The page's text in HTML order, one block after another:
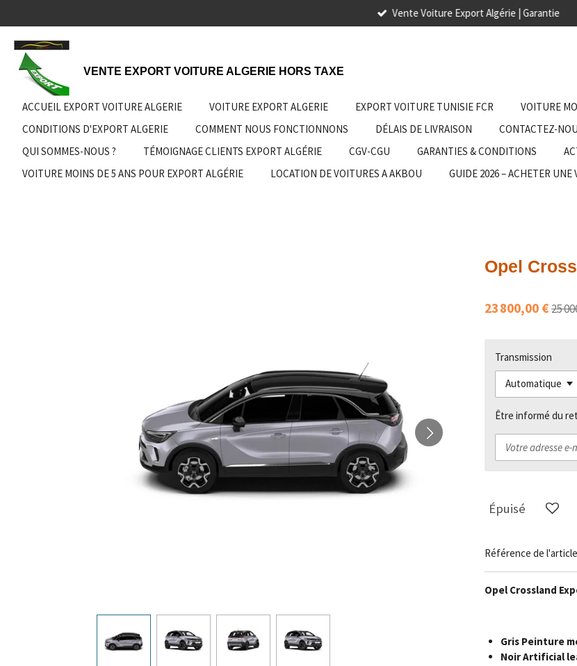
au
contenu
principal
Vente Voiture Export Algérie | Garantie
VENTE EXPORT VOITURE ALGERIE HORS TAXE
ACCUEIL EXPORT VOITURE ALGERIE VOITURE EXPORT ALGERIE EXPORT VOITURE TUNISIE FCR VOITURE
CONDITIONS D'EXPORT ALGERIE
COMMENT NOUS FONCTIONNONS DÉLAIS DE LIVRAISON CONTACTEZ-
QUI SOMMES-NOUS ?
TÉMOIGNAGE CLIENTS EXPORT ALGÉRIE CGV-CGU GARANTIES & CONDITIONS
VOITURE MOINS DE 5 ANS POUR EXPORT ALGÉRIE
LOCATION DE VOITURES A AKBOU
GUIDE 2026 – ACHETER UNE
Opel
23 800,00 €25
Transmission
Être informé du
Épuisé
Référence de
Opel Crossland
Gris Peinture
Noir Artificial